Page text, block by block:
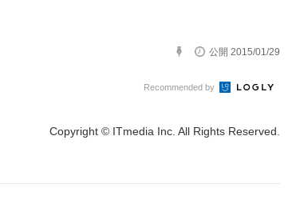
公開 2015/01/29
Recommended by
Copyright © ITmedia Inc. All Rights Reserved.